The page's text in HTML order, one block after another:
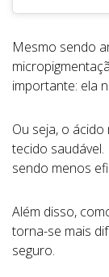
Mesmo sendo
importante: ela
Ou seja, o
tecido
sendo menos
Além disso,
torna-se mais
seguro.